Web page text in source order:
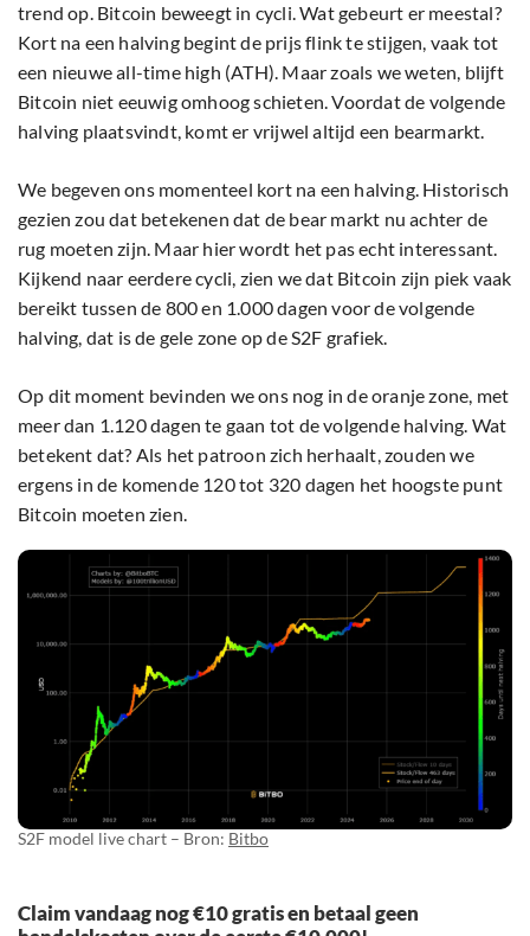
trend op. Bitcoin beweegt in cycli. Wat gebeurt er meestal?
Kort na een halving begint de prijs flink te stijgen, vaak tot
een nieuwe all-time high (ATH). Maar zoals we weten, blijft
Bitcoin niet eeuwig omhoog schieten. Voordat de volgende
halving plaatsvindt, komt er vrijwel altijd een bearmarkt.
We begeven ons momenteel kort na een halving. Historisch
gezien zou dat betekenen dat de bear markt nu achter de
rug moeten zijn. Maar hier wordt het pas echt interessant.
Kijkend naar eerdere cycli, zien we dat Bitcoin zijn piek vaak
bereikt tussen de 800 en 1.000 dagen voor de volgende
halving, dat is de gele zone op de S2F grafiek.
Op dit moment bevinden we ons nog in de oranje zone, met
meer dan 1.120 dagen te gaan tot de volgende halving. Wat
betekent dat? Als het patroon zich herhaalt, zouden we
ergens in de komende 120 tot 320 dagen het hoogste punt
Bitcoin moeten zien.
S2F model live chart – Bron: Bitbo
Claim vandaag nog €10 gratis en betaal geen